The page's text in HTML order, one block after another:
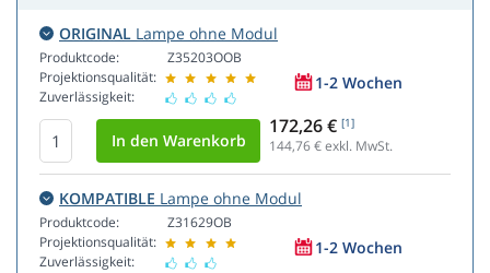
ORIGINAL Lampe ohne Modul
Produktcode:
Projektionsqualität:
Zuverlässigkeit:
Z35203OOB
1-2 Wochen
172,26 € [1]
144,76€ exkl. MwSt.
KOMPATIBLE Lampe ohne Modul
Produktcode:
Projektionsqualität:
Zuverlässigkeit:
Z31629OB
1-2 Wochen